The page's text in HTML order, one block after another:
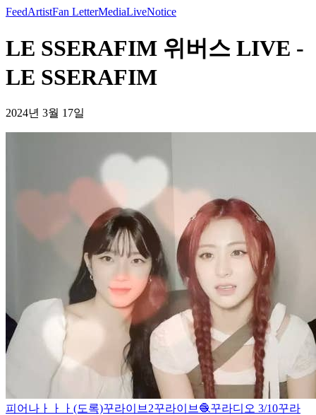
FeedArtistFan LetterMediaLiveNotice
LE SSERAFIM 위버스 LIVE -
LE SSERAFIM
2024년 3월 17일
피어나ㅏㅏㅏ(도록)꾸라이브2꾸라이브🧶꾸라디오 3/10꾸라